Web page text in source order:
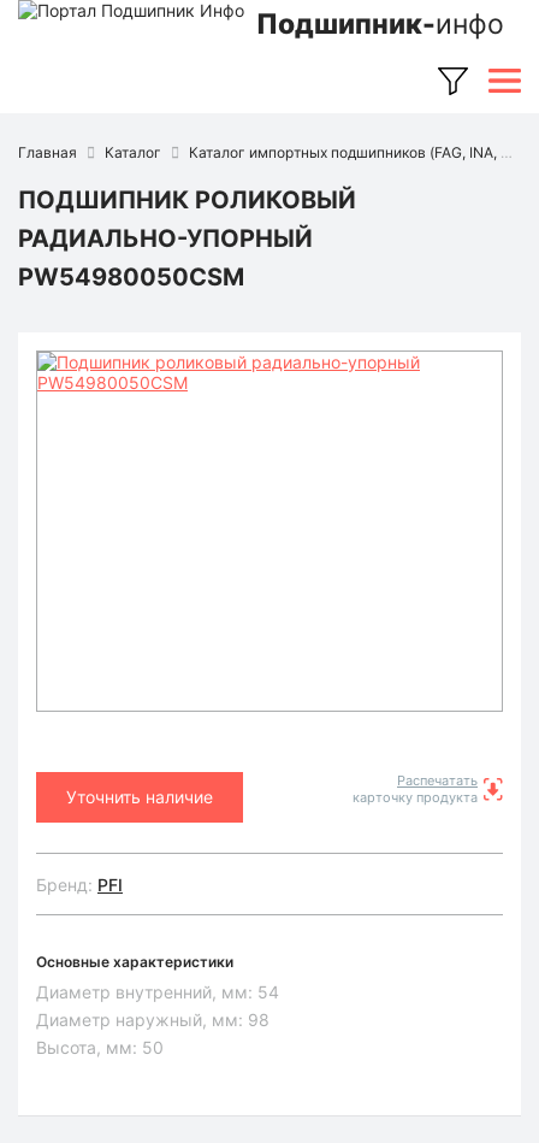
Подшипник-инфо
Главная Каталог Каталог импортных подшипников (FAG, INA, SKF, NSK, Timken и др.)
ПОДШИПНИК РОЛИКОВЫЙ
РАДИАЛЬНО-УПОРНЫЙ
PW54980050CSM
Уточнить наличие
Распечатать
карточку продукта
Бренд: PFI
Основные характеристики
Диаметр внутренний, мм: 54
Диаметр наружный, мм: 98
Высота, мм: 50